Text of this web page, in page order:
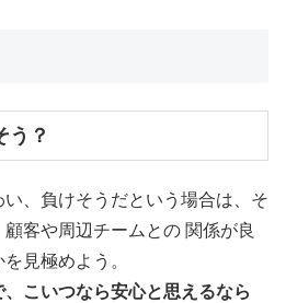
う？
、負けそうだという場合は、そ
客や周辺チームとの 関係が良
見極めよう。
こいつなら安心と思えるなら